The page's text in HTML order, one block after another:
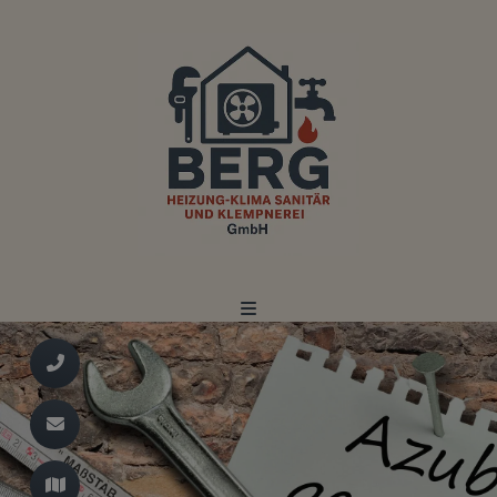
schließen
und schließen